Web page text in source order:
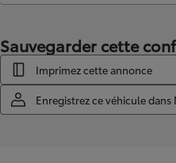
Sauvegarder cette
Imprimez cette annonce
Enregistrez ce véhicule dans